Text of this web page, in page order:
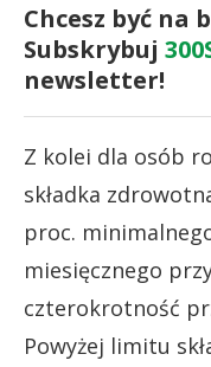
Chcesz być na
Subskrybuj
newsletter!
Z kolei dla osób
składka
proc.
miesięcznego
czterokrotność
Powyżej limitu